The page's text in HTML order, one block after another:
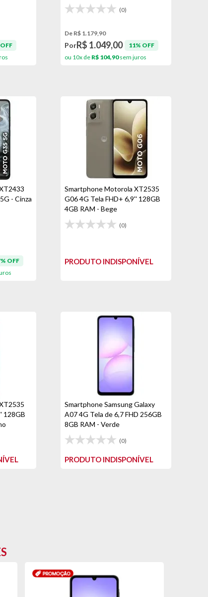
(0)
De R$ 1.179,90
PorR$ 1.049,00
11% OFF
ou 10x de R$ 104,90sem juros
- Cinza
OFF
Smartphone Motorola XT2535
G06 4G Tela FHD+ 6,9'' 128GB
4GB RAM - Bege
(0)
PRODUTO INDISPONÍVEL
128GB
Smartphone Samsung Galaxy
A07 4G Tela de 6,7 FHD 256GB
8GB RAM - Verde
(0)
PRODUTO INDISPONÍVEL